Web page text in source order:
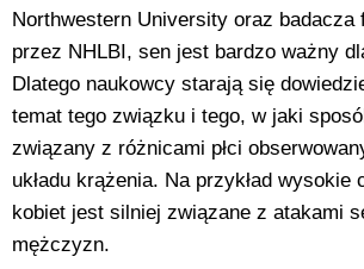
Northwestern University oraz badacza
przez NHLBI, sen jest bardzo ważny
Dlatego naukowcy starają się
temat tego związku i tego, w jaki
związany z różnicami płci
układu krążenia. Na przykład wysokie
kobiet jest silniej związane z atakami
mężczyzn.